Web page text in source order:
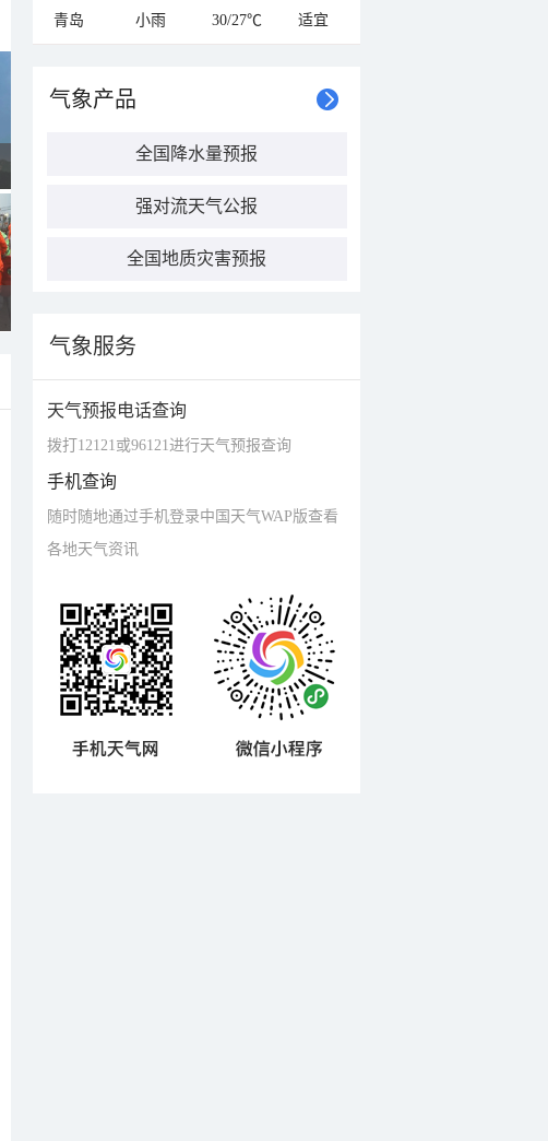
青岛 小雨 30/27℃ 适宜
气象产品
全国降水量预报
强对流天气公报
全国地质灾害预报
气象服务
天气预报电话查询
拨打12121或96121进行天气预报查询
手机查询
随时随地通过手机登录中国天气WAP版查看
各地天气资讯